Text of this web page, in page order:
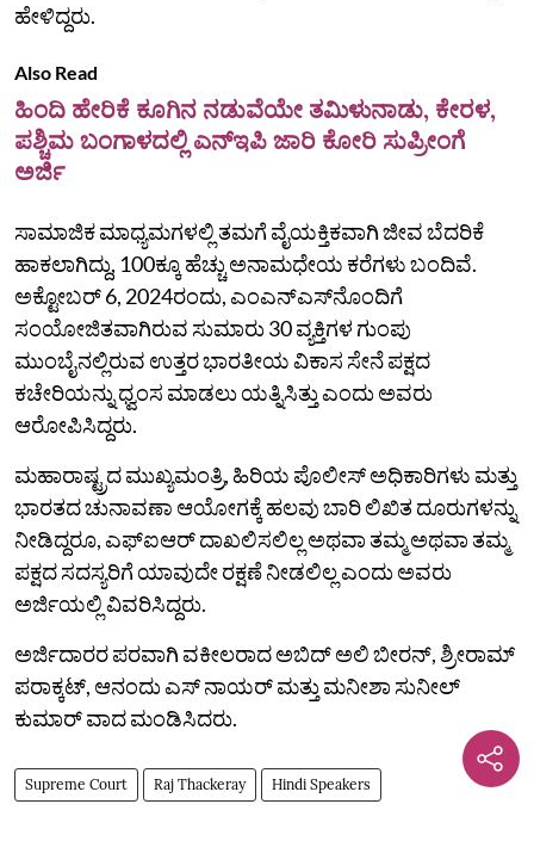
ಹೇಳಿದ್ದರು.
Also Read
ಹಿಂದಿ ಹೇರಿಕೆ ಕೂಗಿನ ನಡುವೆಯೇ ತಮಿಳುನಾಡು, ಕೇರಳ,
ಪಶ್ಚಿಮ ಬಂಗಾಳದಲ್ಲಿ ಎನ್ಇಪಿ ಜಾರಿ ಕೋರಿ ಸುಪ್ರೀಂಗೆ
ಅರ್ಜಿ
ಸಾಮಾಜಿಕ ಮಾಧ್ಯಮಗಳಲ್ಲಿ ತಮಗೆ ವೈಯಕ್ತಿಕವಾಗಿ ಜೀವ ಬೆದರಿಕೆ
ಹಾಕಲಾಗಿದ್ದು, 100ಕ್ಕೂ ಹೆಚ್ಚು ಅನಾಮಧೇಯ ಕರೆಗಳು ಬಂದಿವೆ.
ಅಕ್ಟೋಬರ್ 6, 2024ರಂದು, ಎಂಎನ್‌ಎಸ್‌ನೊಂದಿಗೆ
ಸಂಯೋಜಿತವಾಗಿರುವ ಸುಮಾರು 30 ವ್ಯಕ್ತಿಗಳ ಗುಂಪು
ಮುಂಬೈನಲ್ಲಿರುವ ಉತ್ತರ ಭಾರತೀಯ ವಿಕಾಸ ಸೇನೆ ಪಕ್ಷದ
ಕಚೇರಿಯನ್ನು ಧ್ವಂಸ ಮಾಡಲು ಯತ್ನಿಸಿತ್ತು ಎಂದು ಅವರು
ಆರೋಪಿಸಿದ್ದರು.
ಮಹಾರಾಷ್ಟ್ರದ ಮುಖ್ಯಮಂತ್ರಿ, ಹಿರಿಯ ಪೊಲೀಸ್ ಅಧಿಕಾರಿಗಳು ಮತ್ತು
ಭಾರತದ ಚುನಾವಣಾ ಆಯೋಗಕ್ಕೆ ಹಲವು ಬಾರಿ ಲಿಖಿತ ದೂರುಗಳನ್ನು
ನೀಡಿದ್ದರೂ, ಎಫ್‌ಐಆರ್‌ ದಾಖಲಿಸಲಿಲ್ಲ ಅಥವಾ ತಮ್ಮ ಅಥವಾ ತಮ್ಮ
ಪಕ್ಷದ ಸದಸ್ಯರಿಗೆ ಯಾವುದೇ ರಕ್ಷಣೆ ನೀಡಲಿಲ್ಲ ಎಂದು ಅವರು
ಅರ್ಜಿಯಲ್ಲಿ ವಿವರಿಸಿದ್ದರು.
ಅರ್ಜಿದಾರರ ಪರವಾಗಿ ವಕೀಲರಾದ ಅಬಿದ್ ಅಲಿ ಬೀರನ್, ಶ್ರೀರಾಮ್
ಪರಾಕ್ಕಟ್‌, ಆನಂದು ಎಸ್ ನಾಯರ್ ಮತ್ತು ಮನೀಶಾ ಸುನೀಲ್
ಕುಮಾರ್ ವಾದ ಮಂಡಿಸಿದರು.
Supreme Court Raj Thackeray Hindi Speakers